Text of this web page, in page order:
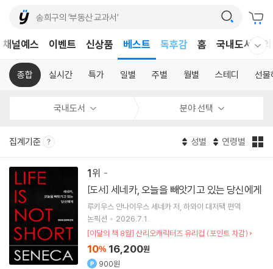
채널예스 이벤트 신상품 베스트
독후감
홈 국내도서
종합 실시간 특가 일별 주별 월별 스테디 선물
국내도서 분야 선택
집계기준 성별 연령별
1
[도서] 세네카, 오늘을 빼앗기고 있는 당신에게
루키우스 안나이우스 세네카저 하와이 대저택 편역
논픽션
2026.7.1.
[이달의 책 8월] 산리오캐릭터즈 유리컵 (포인트 차감)
10% 16,200원
900원